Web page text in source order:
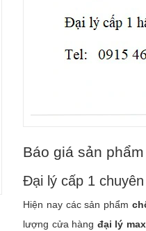
Báo giá sản
Đại lý cấp 1
Hiện nay các sản phẩm
lượng cửa hàng đại lý